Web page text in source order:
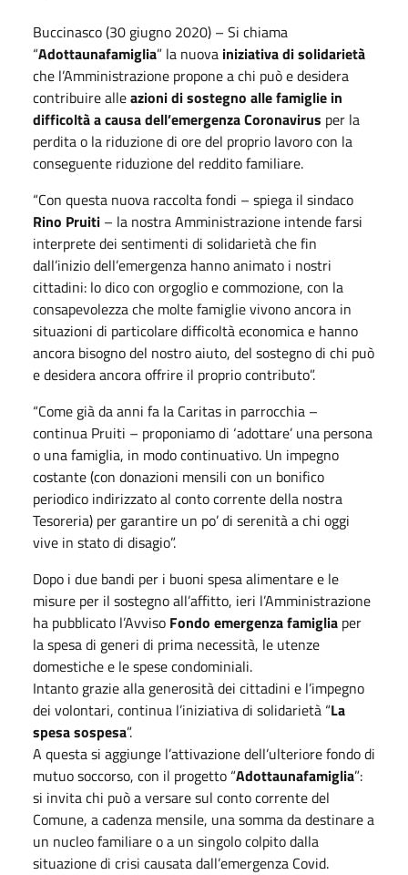
Buccinasco (30 giugno 2020) – Si chiama
“Adottaunafamiglia” la nuova iniziativa di solidarietà
che l’Amministrazione propone a chi può e desidera
contribuire alleazioni di sostegno alle famiglie in
difficoltà a causa dell’emergenza Coronavirus per la
perdita o la riduzione di ore del proprio lavoro con la
conseguente riduzione del reddito familiare.
“Con questa nuova raccolta fondi – spiega il sindaco
Rino Pruiti – la nostra Amministrazione intende farsi
interprete dei sentimenti di solidarietà che fin
dall’inizio dell’emergenza hanno animato i nostri
cittadini: lo dico con orgoglio e commozione, con la
consapevolezza che molte famiglie vivono ancora in
situazioni di particolare difficoltà economica e hanno
ancora bisogno del nostro aiuto, del sostegno di chi può
e desidera ancora offrire il proprio contributo”.
“Come già da anni fa la Caritas in parrocchia –
continua Pruiti – proponiamo di ‘adottare’ una persona
o una famiglia, in modo continuativo. Un impegno
costante (con donazioni mensili con un bonifico
periodico indirizzato al conto corrente della nostra
Tesoreria) per garantire un po’ di serenità a chi oggi
vive in stato di disagio”.
Dopo i due bandi per i buoni spesa alimentare e le
misure per il sostegno all’affitto, ieri l’Amministrazione
ha pubblicato l’Avviso Fondo emergenza famiglia per
la spesa di generi di prima necessità, le utenze
domestiche e le spese condominiali.
Intanto grazie alla generosità dei cittadini e l’impegno
dei volontari, continua l’iniziativa di solidarietà “La
spesa sospesa”.
A questa si aggiunge l’attivazione dell’ulteriore fondo di
mutuo soccorso, con il progetto “Adottaunafamiglia”:
si invita chi può a versare sul conto corrente del
Comune, a cadenza mensile, una somma da destinare a
un nucleo familiare o a un singolo colpito dalla
situazione di crisi causata dall’emergenza Covid.